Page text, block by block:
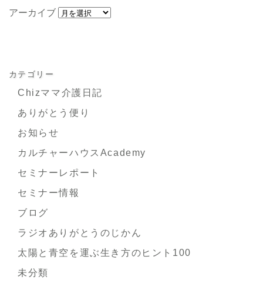
アーカイブ
カテゴリー
Chizママ介護日記
ありがとう便り
お知らせ
カルチャーハウスAcademy
セミナーレポート
セミナー情報
ブログ
ラジオありがとうのじかん
太陽と青空を運ぶ生き方のヒント100
未分類